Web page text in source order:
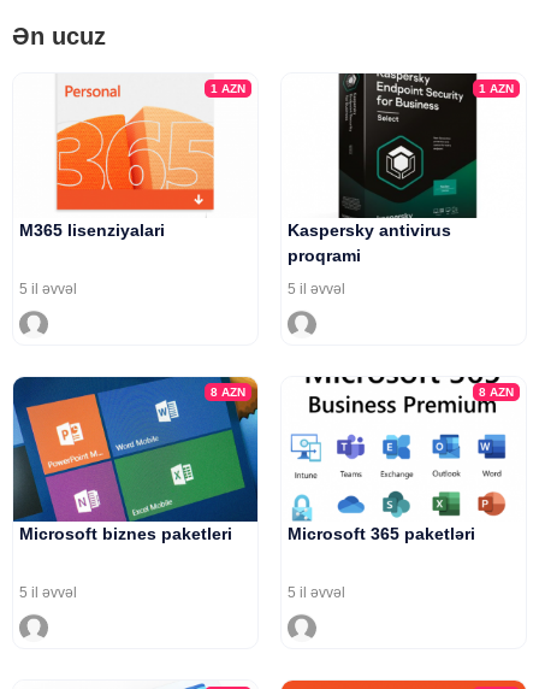
Ən ucuz
1AZN
M365 lisenziyalari
5 il əvvəl
1 AZN
Kaspersky antivirus
proqrami
5 il əvvəl
8AZN
Microsoft biznes paketleri
5 il əvvəl
8 AZN
Microsoft 365 paketləri
5 il əvvəl